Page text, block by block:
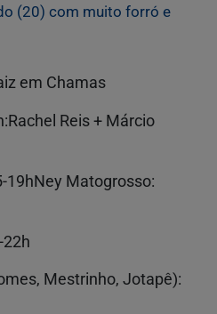
(20) com muito forró e
em Chamas
Reis + Márcio
19hNey Matogrosso:
22h
Mestrinho, Jotapê):